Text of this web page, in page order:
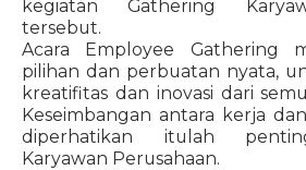
kegiatan Gathering
tersebut.
Acara Employee Gathering
pilihan dan perbuatan nyata,
kreatifitas dan inovasi dari
Keseimbangan antara kerja
diperhatikan itulah
Karyawan Perusahaan.